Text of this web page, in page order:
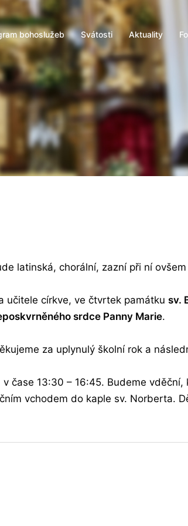
bohoslužeb Svátosti Aktuality
latinská, chorální, zazní při ní
učitele církve, ve čtvrtek památku sv.
srdce Panny Marie.
za uplynulý školní rok a
čase 13:30 – 16:45. Budeme vděční,
vchodem do kaple sv. Norberta.